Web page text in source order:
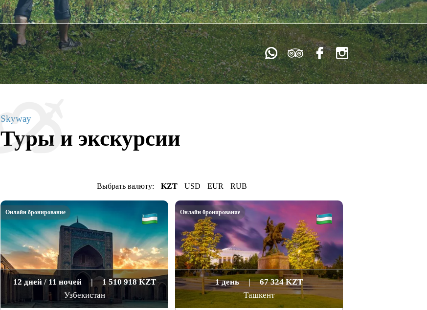
Skyway
Туры и экскурсии
Выбрать валюту: KZT USD EUR RUB
12 дней / 11 ночей |
1 510 918 KZT
Узбекистан
Онлайн бронирование
1 день |
67 324 KZT
Ташкент
Онлайн бронирование